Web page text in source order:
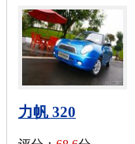
力帆 320